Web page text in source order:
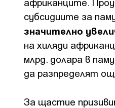
субсидиите за
значително
на хиляди
млрд. долара в
да разпределят
За щастие